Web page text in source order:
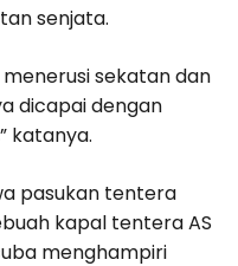
senjata.
sekatan dan
dicapai dengan
katanya.
pasukan tentera
kapal tentera AS
menghampiri